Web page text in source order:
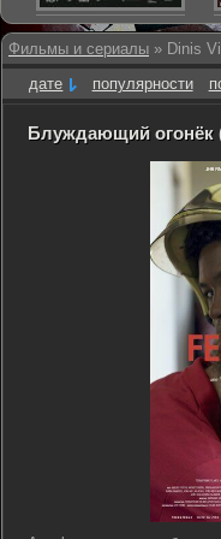
Фильмы и сериалы » Dinis
дате
популярности
Блуждающий огонёк